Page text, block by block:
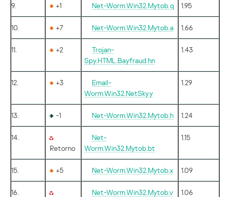
9. +1 Net-Worm.Win32.Mytob.q 1.95
10. +7 Net-Worm.Win32.Mytob.a 1.66
11. +2
Trojan-
Spy.HTML.Bayfraud.hn
1.43
12. +3
Email-
Worm.Win32.NetSky.y
1.29
13. -1 Net-Worm.Win32.Mytob.h 1.24
14.
Retorno
Net-
Worm.Win32.Mytob.bt
1.15
15. +5 Net-Worm.Win32.Mytob.x 1.09
16.
Net-Worm.Win32.Mytob.v 1.06